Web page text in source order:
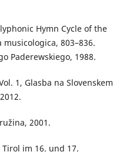
Hymn Cycle of the
803–836.
Paderewskiego, 1988.
1, Glasba na Slovenskem
2001.
im 16. und 17.